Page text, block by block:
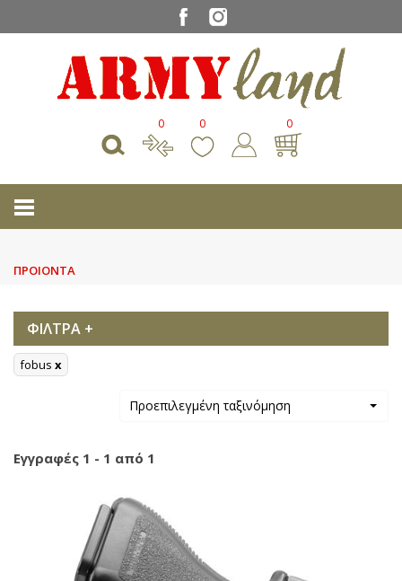
0 0 0
ΠΡΟΙΟΝΤΑ
ΦΙΛΤΡΑ +
fobus x
Προεπιλεγμένη ταξινόμηση
Εγγραφές 1 - 1 από 1